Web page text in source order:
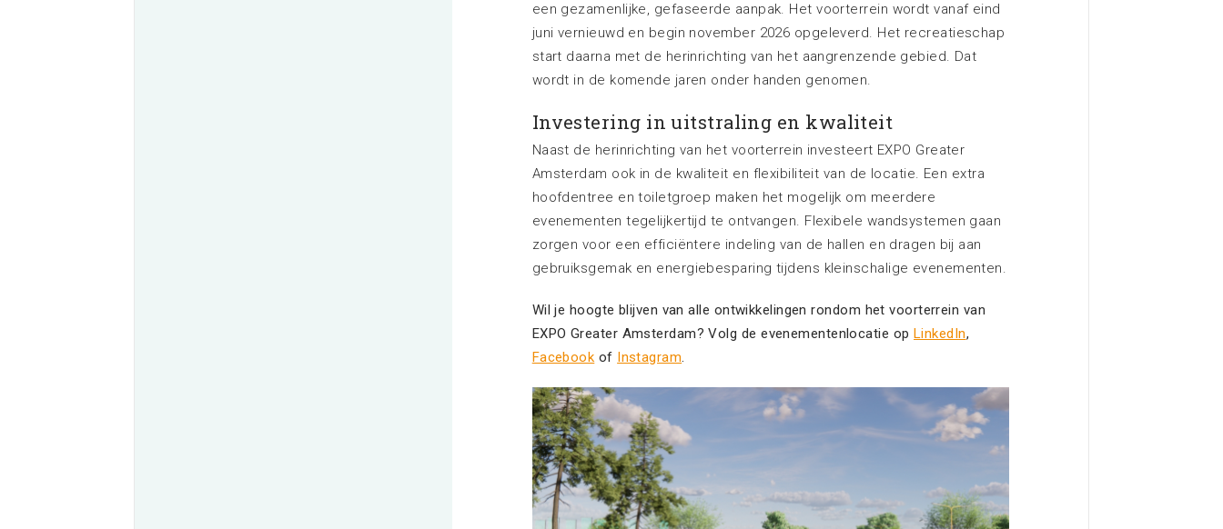
een gezamenlijke, gefaseerde aanpak. Het voorterrein wordt vanaf eind
juni vernieuwd en begin november 2026 opgeleverd. Het recreatieschap
start daarna met de herinrichting van het aangrenzende gebied. Dat
wordt in de komende jaren onder handen genomen.
Investering in uitstraling en kwaliteit
Naast de herinrichting van het voorterrein investeert EXPO Greater
Amsterdam ook in de kwaliteit en flexibiliteit van de locatie. Een extra
hoofdentree en toiletgroep maken het mogelijk om meerdere
evenementen tegelijkertijd te ontvangen. Flexibele wandsystemen gaan
zorgen voor een efficiëntere indeling van de hallen en dragen bij aan
gebruiksgemak en energiebesparing tijdens kleinschalige evenementen.
Wil je hoogte blijven van alle ontwikkelingen rondom het voorterrein van
EXPO Greater Amsterdam? Volg de evenementenlocatie op LinkedIn,
Facebook of Instagram.